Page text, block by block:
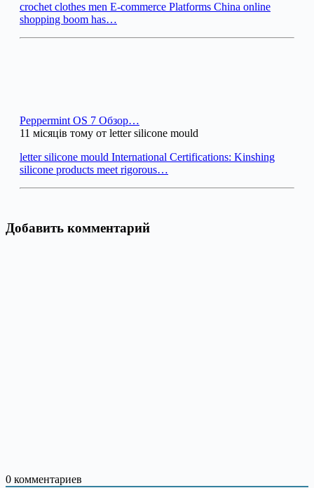
crochet clothes men E-commerce Platforms China online
shopping boom has…
Peppermint OS 7 Обзор…
11 місяців тому от letter silicone mould
letter silicone mould International Certifications: Kinshing
silicone products meet rigorous…
Добавить комментарий
0 комментариев